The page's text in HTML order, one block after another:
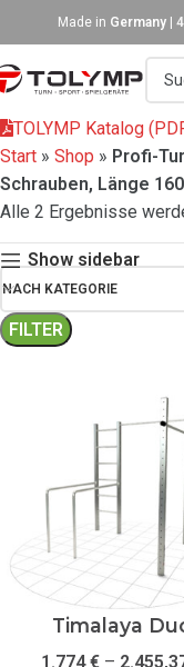
Made in Germany
TOLYMP Katalog
Start » Shop » Profi-
Schrauben, Länge
Alle 2 Ergebnisse
Show sidebar
NACH KATEGORIE
FILTER
Timalaya
1.774€–